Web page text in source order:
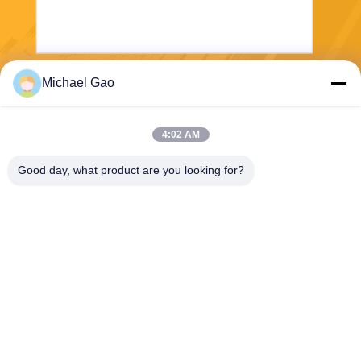
Michael Gao
4:02 AM
Good day, what product are you looking for?